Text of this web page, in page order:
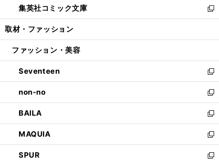
く
で
開
ド
ウ
開
ィ
ン
ウ
開
く
い
ウ
ン
ウ
で
開
く
集英社コミック文庫
新
し
ウ
ン
ド
ウ
で
開
く
取材・ファッション
ファッション・美容
Seventeen
新
し
い
ウ
ィ
ン
ド
ウ
で
non-no
新
し
い
ウ
ィ
ン
ド
BAILA
新
し
い
ウ
ィ
MAQUIA
新
し
い
SPUR
新